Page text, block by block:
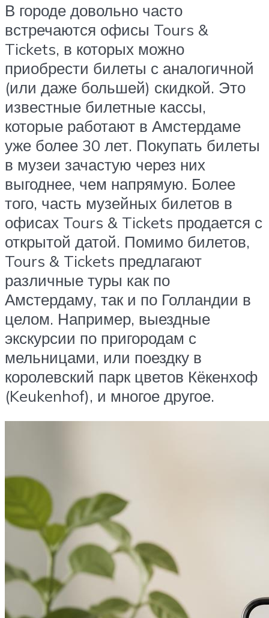
В городе довольно часто
встречаются офисы Tours &
Tickets, в которых можно
приобрести билеты с аналогичной
(или даже большей) скидкой. Это
известные билетные кассы,
которые работают в Амстердаме
уже более 30 лет. Покупать билеты
в музеи зачастую через них
выгоднее, чем напрямую. Более
того, часть музейных билетов в
офисах Tours & Tickets продается с
открытой датой. Помимо билетов,
Tours & Tickets предлагают
различные туры как по
Амстердаму, так и по Голландии в
целом. Например, выездные
экскурсии по пригородам с
мельницами, или поездку в
королевский парк цветов Кёкенхоф
(Keukenhof), и многое другое.